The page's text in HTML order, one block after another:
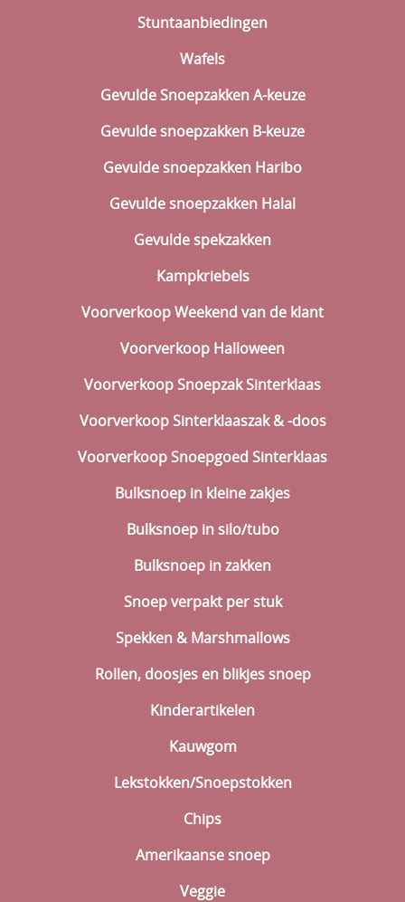
Dag vd medewerker
Koningsdag
Communie, Lentefeest, Vormsel
Einde schooljaar
Verpakkingen
Ingrediënten & Allergenen
Stuntaanbiedingen
Wafels
Gevulde Snoepzakken A-keuze
Gevulde snoepzakken B-keuze
Gevulde snoepzakken Haribo
Gevulde snoepzakken Halal
Gevulde spekzakken
Kampkriebels
Voorverkoop Weekend van de klant
Voorverkoop Halloween
Voorverkoop Snoepzak Sinterklaas
Voorverkoop Sinterklaaszak & -doos
Voorverkoop Snoepgoed Sinterklaas
Bulksnoep in kleine zakjes
Bulksnoep in silo/tubo
Bulksnoep in zakken
Snoep verpakt per stuk
Spekken & Marshmallows
Rollen, doosjes en blikjes snoep
Kinderartikelen
Kauwgom
Lekstokken/Snoepstokken
Chips
Amerikaanse snoep
Veggie